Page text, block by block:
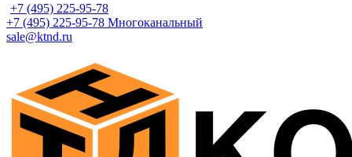
+7 (495) 225-95-78
+7 (495) 225-95-78 Многоканальный
sale@ktnd.ru